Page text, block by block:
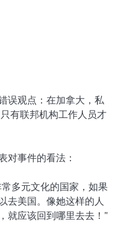
误观点：在加拿大，私
有联邦机构工作人员才
对事件的看法：
多元文化的国家，如果
去美国。像她这样的人
就应该回到哪里去去！”